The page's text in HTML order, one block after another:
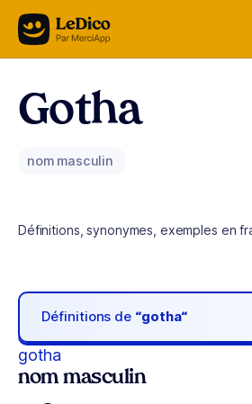
Aller au contenu
Gotha
nom masculin
Définitions, synonymes, exemples en
Définitions de “gotha“
gotha
nom masculin